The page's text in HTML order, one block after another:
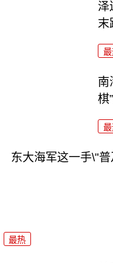
泽
末
南
棋
东大海军这一手\"普
最热